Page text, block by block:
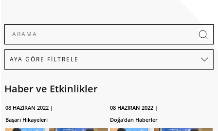
Haber ve Etkinlikler
08 HAZİRAN 2022 |
Başarı Hikayeleri
08 HAZİRAN 2022 |
Doğa'dan Haberler